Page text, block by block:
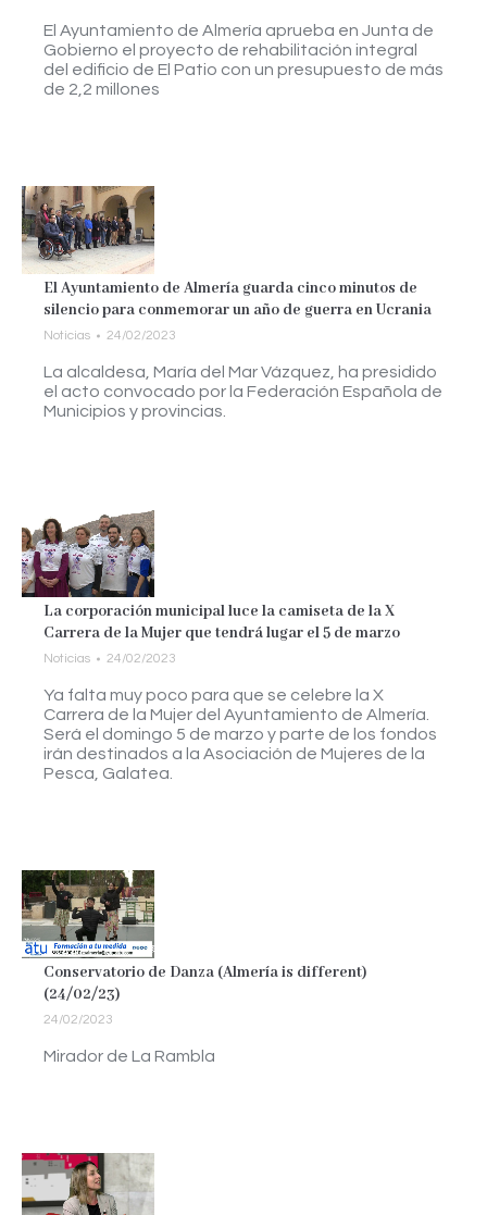
El Ayuntamiento de Almería aprueba en Junta de
Gobierno el proyecto de rehabilitación integral
del edificio de El Patio con un presupuesto de más
de 2,2 millones
El Ayuntamiento de Almería guarda cinco minutos de
silencio para conmemorar un año de guerra en Ucrania
Noticias 24/02/2023
La alcaldesa, María del Mar Vázquez, ha presidido
el acto convocado por la Federación Española de
Municipios y provincias.
La corporación municipal luce la camiseta de la X
Carrera de la Mujer que tendrá lugar el 5 de marzo
Noticias 24/02/2023
Ya falta muy poco para que se celebre la X
Carrera de la Mujer del Ayuntamiento de Almería.
Será el domingo 5 de marzo y parte de los fondos
irán destinados a la Asociación de Mujeres de la
Pesca, Galatea.
Conservatorio de Danza (Almería is different)
(24/02/23)
24/02/2023
Mirador de La Rambla